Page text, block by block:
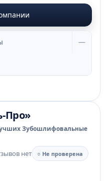
—
Про»
Зубошлифовальные
нет
○ Не проверена